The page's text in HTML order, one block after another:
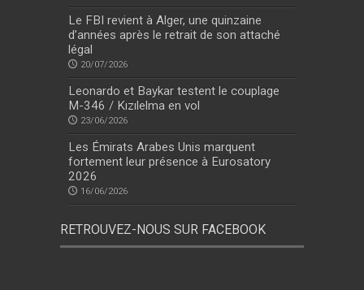
Le FBI revient à Alger, une quinzaine
d’années après le retrait de son attaché
légal
20/07/2026
Leonardo et Baykar testent le couplage
M-346 / Kızılelma en vol
23/06/2026
Les Émirats Arabes Unis marquent
fortement leur présence à Eurosatory
2026
16/06/2026
RETROUVEZ-NOUS SUR FACEBOOK